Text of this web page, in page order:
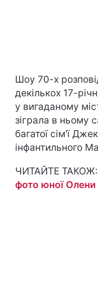
Шоу 70-х
декількох 17-
у вигаданому
зіграла в ньому
багатої сім'ї
інфантильного
ЧИТАЙТЕ ТАКОЖ:
фото юної